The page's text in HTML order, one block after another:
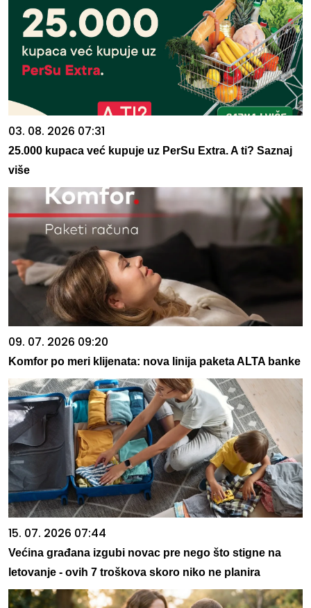
03. 08. 2026 07:31
25.000 kupaca već kupuje uz PerSu Extra. A ti? Saznaj
više
09. 07. 2026 09:20
Komfor po meri klijenata: nova linija paketa ALTA banke
15. 07. 2026 07:44
Većina građana izgubi novac pre nego što stigne na
letovanje - ovih 7 troškova skoro niko ne planira